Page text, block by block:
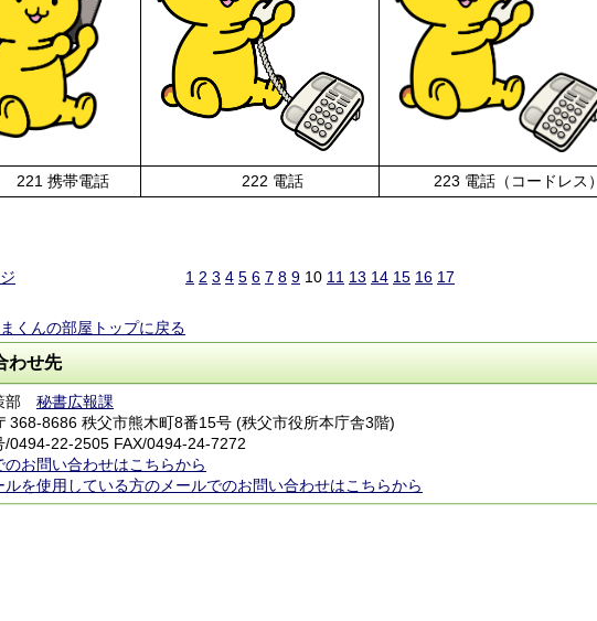
携帯電話 222 電話 223 電話（コードレス）
1 2 3 4 5 6 7 8 9 10 11 13 14 15 16 17
くんの部屋トップに戻る
わせ先
部 秘書広報課
368-8686 秩父市熊木町8番15号 (秩父市役所本庁舎3階)
/0494-22-2505 FAX/0494-24-7272
のお問い合わせはこちらから
ルを使用している方のメールでのお問い合わせはこちらから